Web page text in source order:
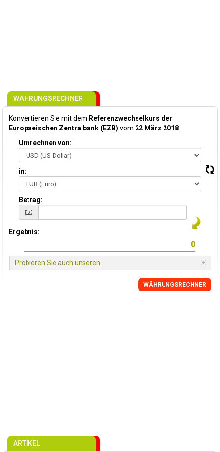
WÄHRUNGSRECHNER
Konvertieren Sie mit dem Referenzwechselkurs der
Europaeischen Zentralbank (EZB) vom 22 März 2018:
Umrechnen von:
in:
Betrag:
Ergebnis:
Probieren Sie auch unseren
WÄHRUNGSRECHNER
ARTIKEL